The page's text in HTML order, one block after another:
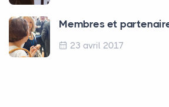
Membres et
23 avril 2017